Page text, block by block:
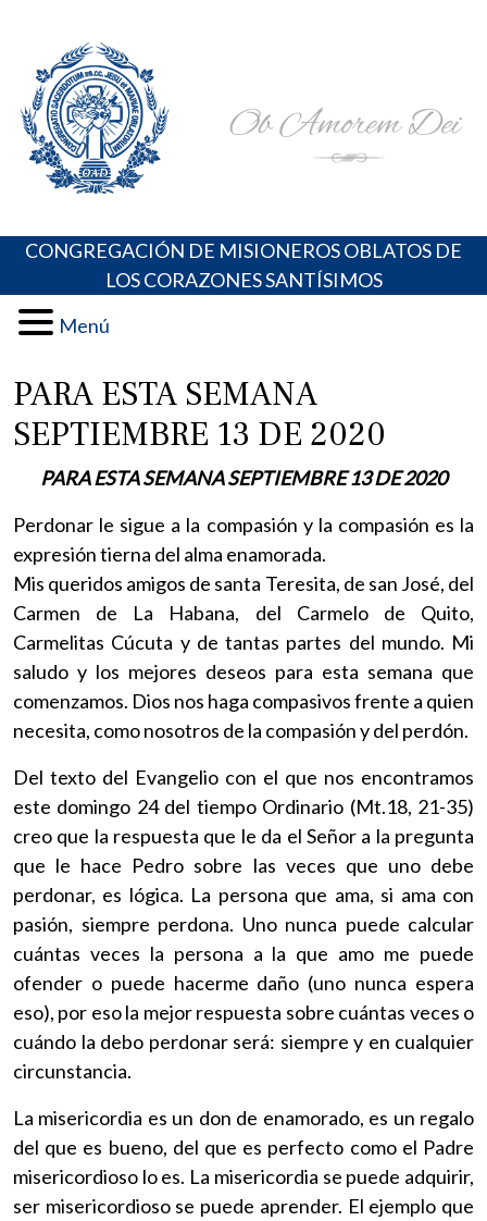
content
Portal de los Padres Oblatos. Advocaciones Marianas,
Oraciones, Música religiosa y más
CONGREGACIÓN DE MISIONEROS OBLATOS DE
LOS CORAZONES SANTÍSIMOS
Menú
PARA ESTA SEMANA
SEPTIEMBRE 13 DE 2020
PARA ESTA SEMANA SEPTIEMBRE 13 DE 2020
Perdonar le sigue a la compasión y la compasión es la
expresión tierna del alma enamorada.
Mis queridos amigos de santa Teresita, de san José, del
Carmen de La Habana, del Carmelo de Quito,
Carmelitas Cúcuta y de tantas partes del mundo. Mi
saludo y los mejores deseos para esta semana que
comenzamos. Dios nos haga compasivos frente a quien
necesita, como nosotros de la compasión y del perdón.
Del texto del Evangelio con el que nos encontramos
este domingo 24 del tiempo Ordinario (Mt.18, 21-35)
creo que la respuesta que le da el Señor a la pregunta
que le hace Pedro sobre las veces que uno debe
perdonar, es lógica. La persona que ama, si ama con
pasión, siempre perdona. Uno nunca puede calcular
cuántas veces la persona a la que amo me puede
ofender o puede hacerme daño (uno nunca espera
eso), por eso la mejor respuesta sobre cuántas veces o
cuándo la debo perdonar será: siempre y en cualquier
circunstancia.
La misericordia es un don de enamorado, es un regalo
del que es bueno, del que es perfecto como el Padre
misericordioso lo es. La misericordia se puede adquirir,
ser misericordioso se puede aprender. El ejemplo que